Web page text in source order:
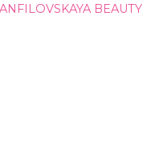
BEAUTY